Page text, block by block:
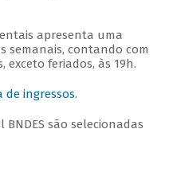
apresenta uma
semanais, contando com
exceto feriados, às 19h.
de ingressos.
são selecionadas